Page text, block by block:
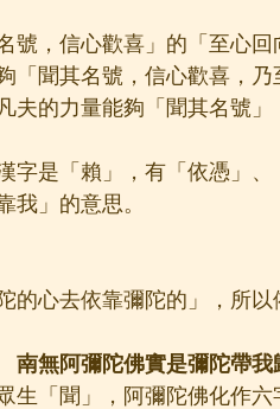
號，信心歡喜」的「至心
「聞其名號，信心歡喜，
夫的力量能夠「聞其名號
字是「賴」，有「依憑」
我」的意思。
的心去依靠彌陀的」，所
南無阿彌陀佛實是彌陀帶我
生「聞」，阿彌陀佛化作